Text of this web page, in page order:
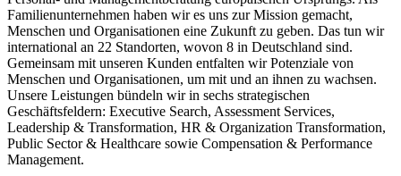
Familienunternehmen haben wir es uns zur Mission gemacht,
Menschen und Organisationen eine Zukunft zu geben. Das tun wir
international an 22 Standorten, wovon 8 in Deutschland sind.
Gemeinsam mit unseren Kunden entfalten wir Potenziale von
Menschen und Organisationen, um mit und an ihnen zu wachsen.
Unsere Leistungen bündeln wir in sechs strategischen
Geschäftsfeldern: Executive Search, Assessment Services,
Leadership & Transformation, HR & Organization Transformation,
Public Sector & Healthcare sowie Compensation & Performance
Management.